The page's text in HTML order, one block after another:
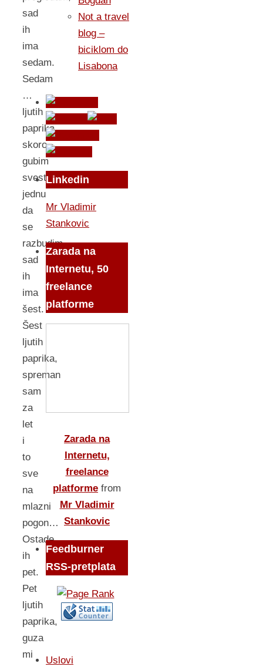
sad
ih
ima
sedam.
Sedam
…
ljutih
paprika,
skoro
gubim
svest,
jednu
da
se
razbudim,
sad
ih
ima
šest.
Šest
ljutih
paprika,
spreman
sam
za
let
i
to
sve
na
mlazni
pogon…
Ostade
ih
pet.
Pet
ljutih
paprika,
guza
mi
Not a travel
blog –
biciklom do
Lisabona
Linkedin
Mr Vladimir
Stankovic
Zarada na
Internetu, 50
freelance
platforme
Zarada na
Internetu,
freelance
platforme from
Mr Vladimir
Stankovic
Feedburner
RSS-pretplata
Uslovi